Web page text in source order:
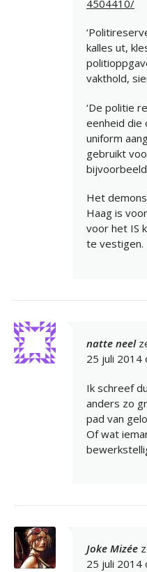
4504410/
kalles ut,
vakthold,
‘De politie
eenheid die
uniform
gebruikt
Het
Haag is
voor het IS
te vestigen.
natte neel
25 juli 2014
Ik schreef
anders zo
pad van
Of wat
Joke Mizée
25 juli 2014